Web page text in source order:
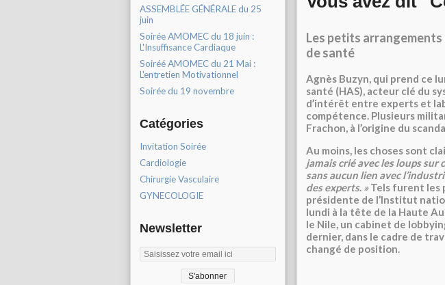
ASSEMBLÉE GÉNÉRALE du 25
juin
Soirée AMOMEC du 18 juin :
L'Insuffisance Cardiaque
Soiréé AMOMEC du 21 Mai :
L'entretien Motivationnel
Soirée du 19 novembre
Catégories
Invitation Soirée
Cardiologie
Chirurgie Vasculaire
GYNECOLOGIE
Newsletter
Les petits
de santé
Agnès Buzyn, qui prend ce
santé (HAS), acteur clé du
d’intérêt entre experts et
compétence. Plusieurs
Frachon, à l’origine du
Au moins, les choses sont
jamais crié avec les loups
sans aucun lien avec
des experts. »Tels furent les
présidente de l’Institut
lundi à la tête de la Haute
le Nile, un cabinet de
dernier, dans le cadre de
changé de position.